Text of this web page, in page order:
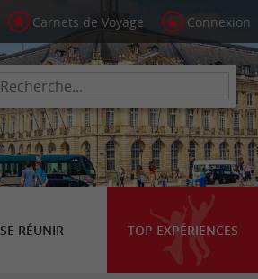
Carnets de Voyage Connexion
SE RÉUNIR TOP EXPÉRIENCES